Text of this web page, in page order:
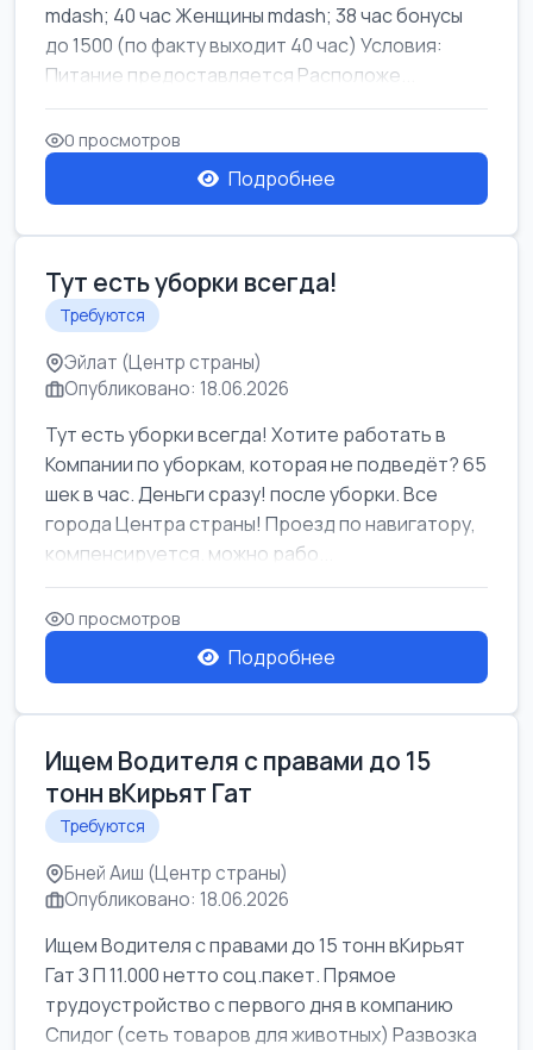
mdash; 40 час Женщины mdash; 38 час бонусы
до 1500 (по факту выходит 40 час) Условия:
Питание предоставляется Расположе...
0 просмотров
Подробнее
Тут есть уборки всегда!
Требуются
Эйлат (Центр страны)
Опубликовано: 18.06.2026
Тут есть уборки всегда! Хотите работать в
Компании по уборкам, которая не подведёт? 65
шек в час. Деньги сразу! после уборки. Все
города Центра страны! Проезд по навигатору,
компенсируется. можно рабо...
0 просмотров
Подробнее
Ищем Водителя с правами до 15
тонн вКирьят Гат
Требуются
Бней Аиш (Центр страны)
Опубликовано: 18.06.2026
Ищем Водителя с правами до 15 тонн вКирьят
Гат З П 11.000 нетто соц.пакет. Прямое
трудоустройство с первого дня в компанию
Спидог (сеть товаров для животных) Развозка